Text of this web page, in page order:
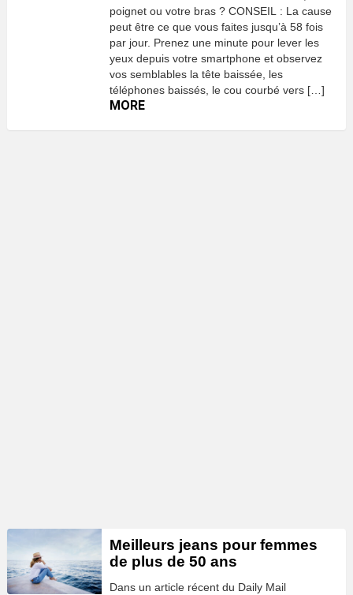
poignet ou votre bras ? CONSEIL : La cause
peut être ce que vous faites jusqu’à 58 fois
par jour. Prenez une minute pour lever les
yeux depuis votre smartphone et observez
vos semblables la tête baissée, les
téléphones baissés, le cou courbé vers […]
MORE
Meilleurs jeans pour femmes
de plus de 50 ans
Dans un article récent du Daily Mail